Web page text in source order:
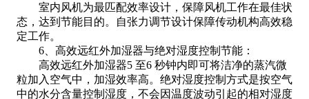
室内风机为最匹配效率设计，保障风机工作在最佳状
态，达到节能目的。自张力调节设计保障传动机构高效稳
定工作。
6、高效远红外加湿器与绝对湿度控制节能：
高效远红外加湿器5 至6 秒钟内即可将洁净的蒸汽微
粒加入空气中，加湿效率高。绝对湿度控制方式是按空气
中的水分含量控制湿度，不会因温度波动引起的相对湿度